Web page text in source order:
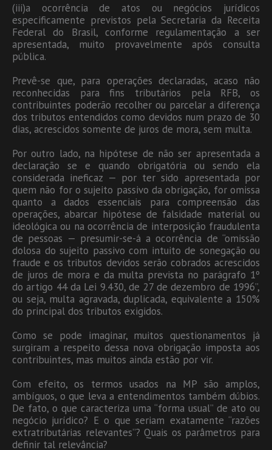
(iii)a ocorrência de atos ou negócios jurídicos
especificamente previstos pela Secretaria da Receita
Federal do Brasil, conforme regulamentação a ser
apresentada, muito provavelmente após consulta
pública.
Prevê-se que, para operações declaradas, acaso não
reconhecidas para fins tributários pela RFB, os
contribuintes poderão recolher ou parcelar a diferença
dos tributos entendidos como devidos num prazo de 30
dias, acrescidos somente de juros de mora, sem multa.
Por outro lado, na hipótese de não ser apresentada a
declaração se e quando obrigatória ou sendo ela
considerada ineficaz — por ter sido apresentada por
quem não for o sujeito passivo da obrigação, for omissa
quanto a dados essenciais para compreensão das
operações, abarcar hipótese de falsidade material ou
ideológica ou na ocorrência de interposição fraudulenta
de pessoas — presumir-se-á a ocorrência de “omissão
dolosa do sujeito passivo com intuito de sonegação ou
fraude e os tributos devidos serão cobrados acrescidos
de juros de mora e da multa prevista no parágrafo 1º
do artigo 44 da Lei 9.430, de 27 de dezembro de 1996”,
ou seja, multa agravada, duplicada, equivalente a 150%
do principal dos tributos exigidos.
Como se pode imaginar, muitos questionamentos já
surgiram a respeito dessa nova obrigação imposta aos
contribuintes, mas muitos ainda estão por vir.
Com efeito, os termos usados na MP são amplos,
ambíguos, o que leva a entendimentos também dúbios.
De fato, o que caracteriza uma “forma usual” de ato ou
negócio jurídico? E o que seriam exatamente “razões
extratributárias relevantes”? Quais os parâmetros para
definir tal relevância?